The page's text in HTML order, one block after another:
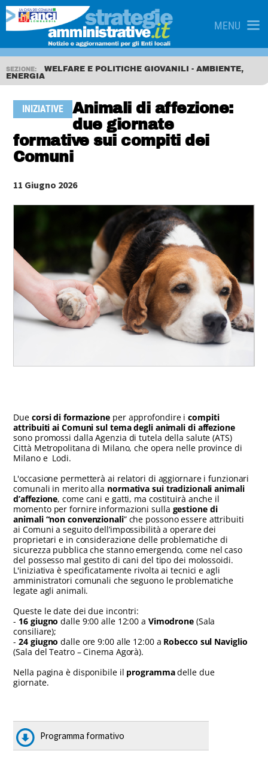
MENU
SEZIONE:
WELFARE E POLITICHE GIOVANILI - AMBIENTE,
ENERGIA
INIZIATIVE
Animali di affezione:
due giornate
formative sui compiti dei
Comuni
11 Giugno 2026
Due corsi di formazione per approfondire icompiti
attribuiti ai Comuni sul tema degli animali di affezione
sono promossi dalla Agenzia di tutela della salute (ATS)
Città Metropolitana di Milano, che opera nelle province di
Milano e Lodi.
L'occasione permetterà ai relatori di aggiornare i funzionari
comunali in merito alla normativa sui tradizionali animali
d’affezione, come cani e gatti, ma costituirà anche il
momento per fornire informazioni sulla gestione di
animali “non convenzionali” che possono essere attribuiti
ai Comuni a seguito dell’impossibilità a operare dei
proprietari e in considerazione delle problematiche di
sicurezza pubblica che stanno emergendo, come nel caso
del possesso mal gestito di cani del tipo dei molossoidi.
L'iniziativa è specificatamente rivolta ai tecnici e agli
amministratori comunali che seguono le problematiche
legate agli animali.
Queste le date dei due incontri:
- 16 giugno dalle 9:00 alle 12:00 a Vimodrone (Sala
consiliare);
-24 giugno dalle ore 9:00 alle 12:00 a Robecco sul Naviglio
(Sala del Teatro – Cinema Agorà).
Nella pagina è disponibile il programmadelle due
giornate.
Programma formativo